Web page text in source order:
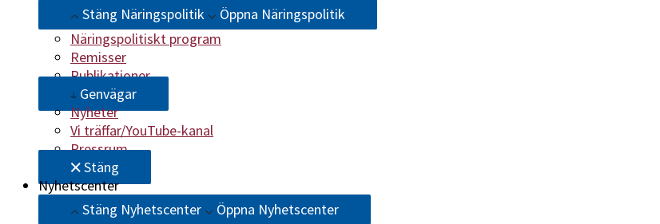
Stäng Näringspolitik
Öppna Näringspolitik
Näringspolitiskt program
Remisser
Publikationer
Genvägar
Nyheter
Vi träffar/YouTube-kanal
Pressrum
Stäng
Nyhetscenter
Stäng Nyhetscenter
Öppna Nyhetscenter